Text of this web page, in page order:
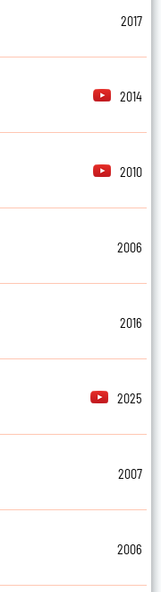
2017
2014
2010
2006
2016
2025
2007
2006